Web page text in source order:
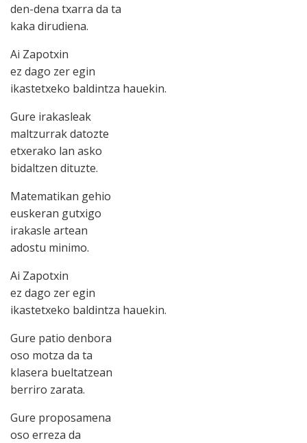
den-dena txarra da ta
kaka dirudiena.
Ai Zapotxin
ez dago zer egin
ikastetxeko baldintza hauekin.
Gure irakasleak
maltzurrak datozte
etxerako lan asko
bidaltzen dituzte.
Matematikan gehio
euskeran gutxigo
irakasle artean
adostu minimo.
Ai Zapotxin
ez dago zer egin
ikastetxeko baldintza hauekin.
Gure patio denbora
oso motza da ta
klasera bueltatzean
berriro zarata.
Gure proposamena
oso erreza da